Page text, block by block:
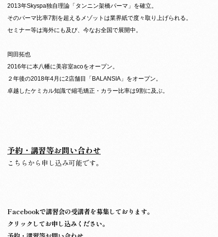
2013年Skyspa独自理論「タンニン架橋パーマ」を確立。
そのパーマ比率7割を超えるメゾットは業界紙で度々取り上げられる。
セミナー等は海外にも及び、今なお全国で展開中。
岡田拓也
2016年に本八幡に美容室acoをオープン。
２年後の2018年4月に2店舗目「BALANSIA」をオープン。
卓越したケミカル知識で縮毛矯正・カラー比率は9割に及ぶ。
予約・講習等お問い合わせ
こちらから申し込み可能です。
Facebookで講習会の受講者を募集しております。
クリックしてお申し込みください。